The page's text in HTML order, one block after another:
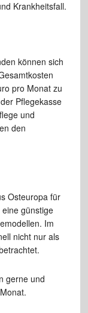
Krankheitsfall.
können sich
pro Monat zu
Pflegekasse
und
den
Osteuropa für
günstige
Im
nicht nur als
gerne und